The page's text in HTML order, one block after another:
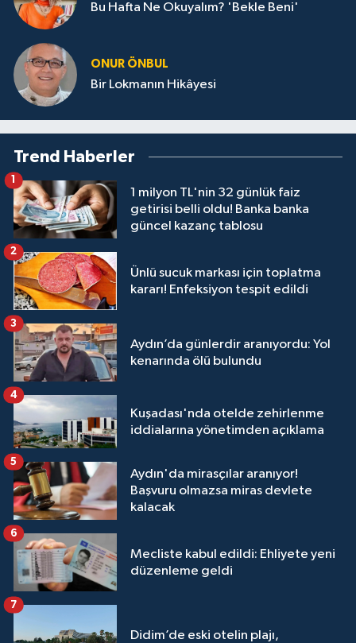
Bu Hafta Ne Okuyalım? 'Bekle Beni'
ONUR ÖNBUL
Bir Lokmanın Hikâyesi
Trend Haberler
1 milyon TL'nin 32 günlük faiz
getirisi belli oldu! Banka banka
güncel kazanç tablosu
1
Ünlü sucuk markası için toplatma
kararı! Enfeksiyon tespit edildi
2
Aydın’da günlerdir aranıyordu: Yol
kenarında ölü bulundu
3
Kuşadası'nda otelde zehirlenme
iddialarına yönetimden açıklama
4
Aydın'da mirasçılar aranıyor!
Başvuru olmazsa miras devlete
kalacak
5
Mecliste kabul edildi: Ehliyete yeni
düzenleme geldi
6
Didim’de eski otelin plajı,
7